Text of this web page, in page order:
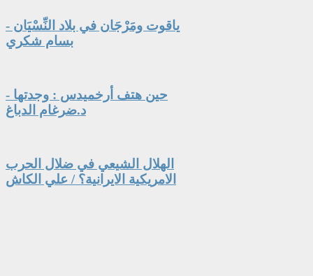
ياقوت ومَرْجَان في بلاد النِّسْيَان -
بسام شكري
حين هتف أرخميدس : وجدتها -
د.ضرغام الدباغ
الهلال الشيعي في ضلال الحرب
الامريكية الايرانية؟ / علي الكاش